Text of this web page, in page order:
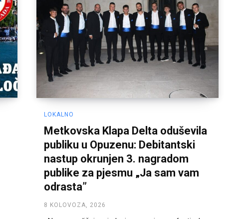
LOKALNO
Metkovska Klapa Delta oduševila
publiku u Opuzenu: Debitantski
nastup okrunjen 3. nagradom
publike za pjesmu „Ja sam vam
odrasta”
8 KOLOVOZA, 2026